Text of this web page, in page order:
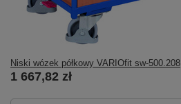
Niski wózek półkowy VARIOfit sw-500.208
1 667,82 zł